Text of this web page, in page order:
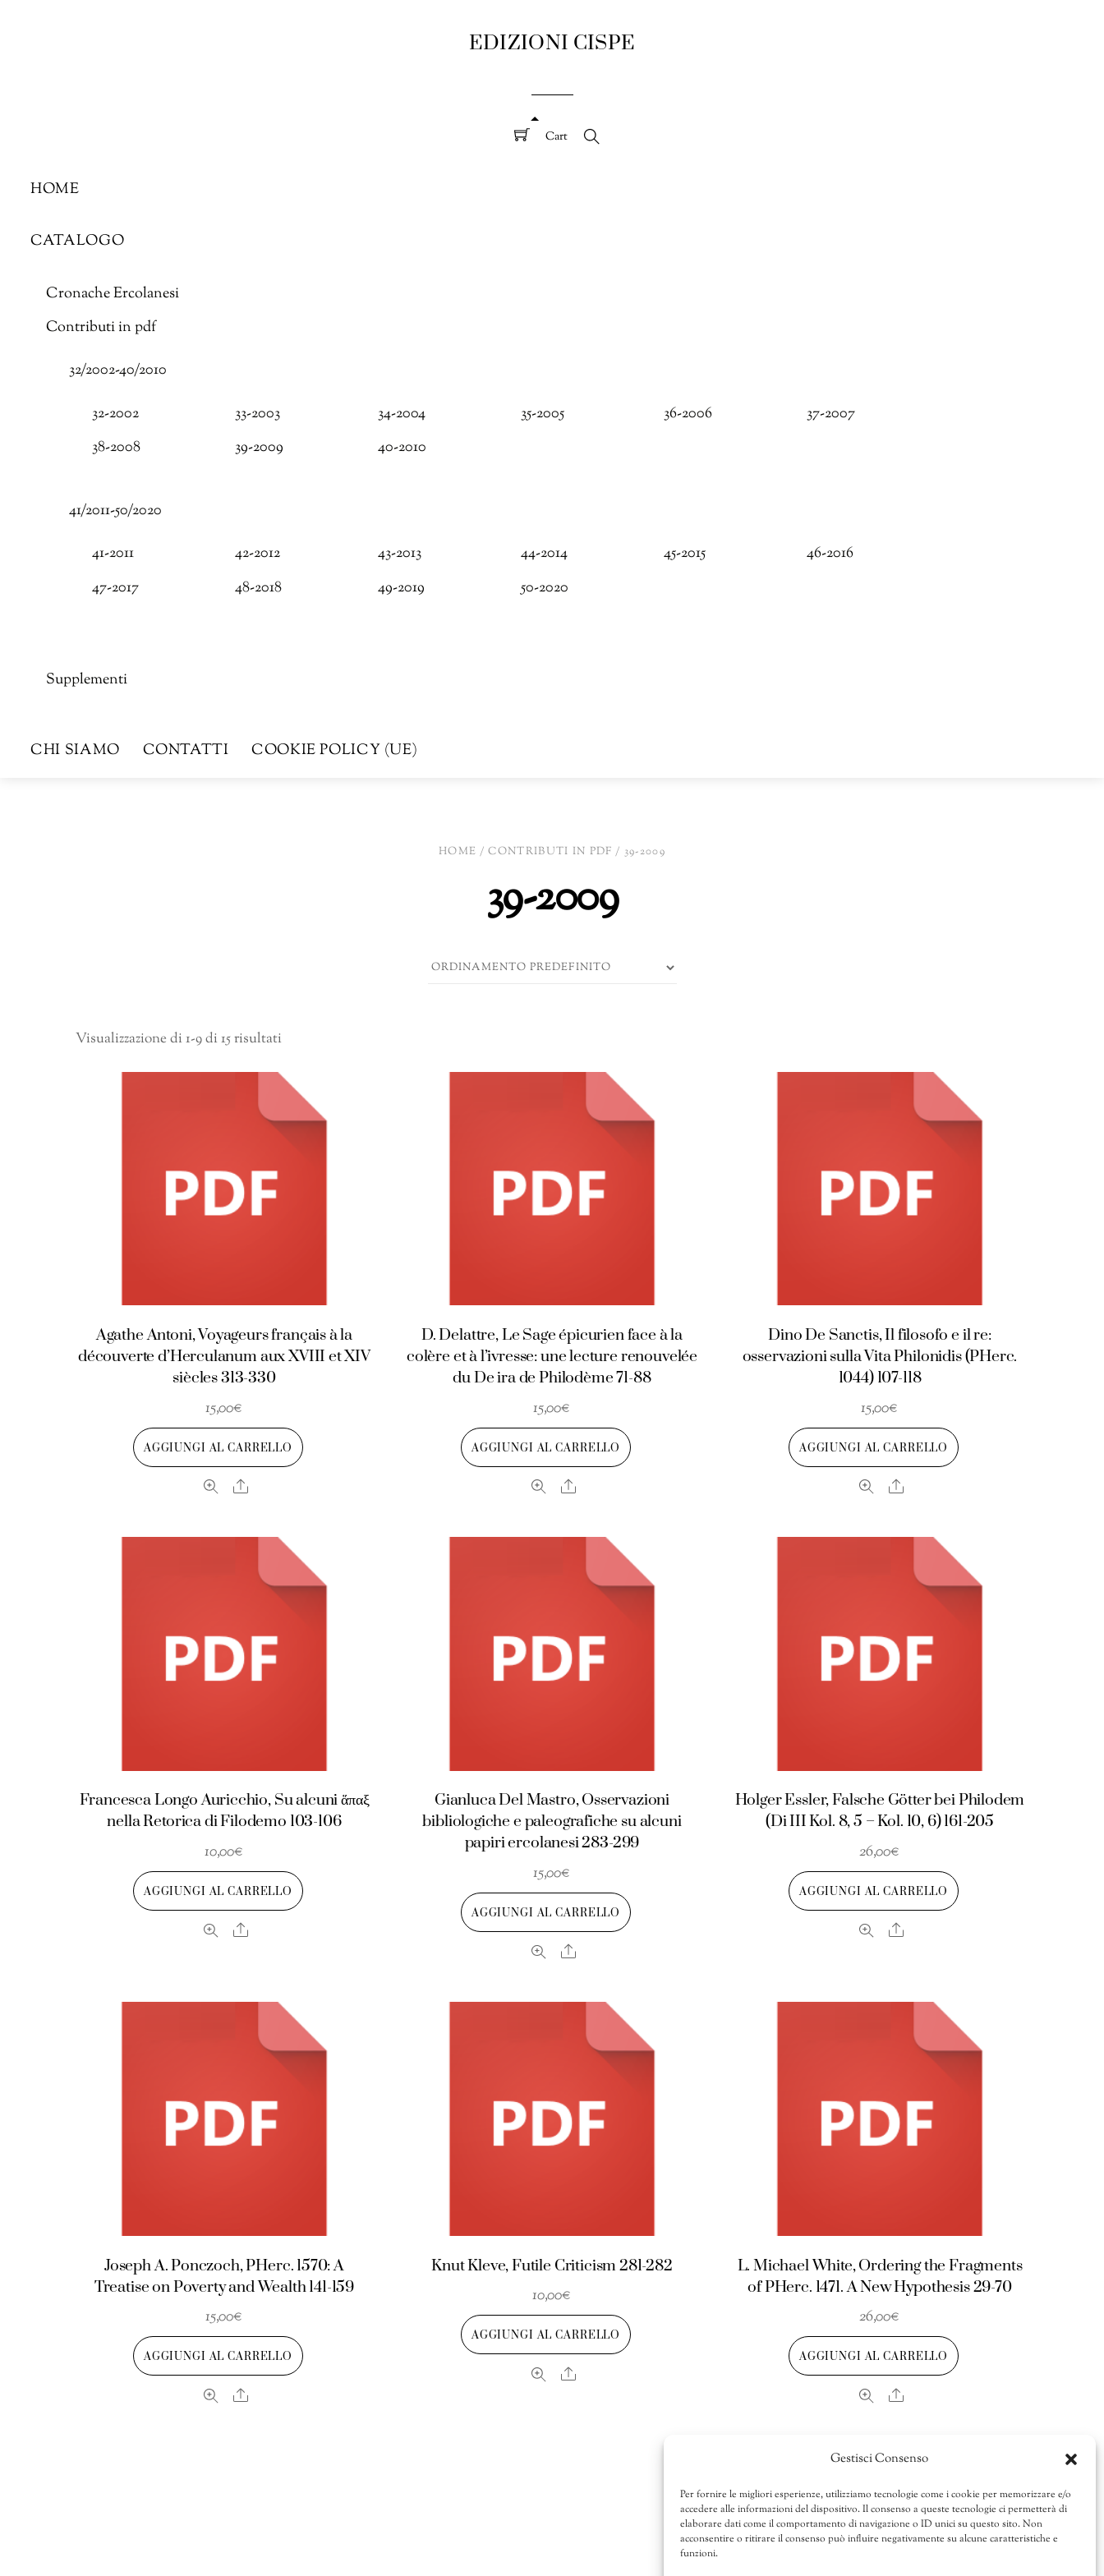
Gestisci Consenso
Per fornire le migliori esperienze, utilizziamo tecnologie come i cookie per memorizzare e/o
accedere alle informazioni del dispositivo. Il consenso a queste tecnologie ci permetterà di
elaborare dati come il comportamento di navigazione o ID unici su questo sito. Non
acconsentire o ritirare il consenso può influire negativamente su alcune caratteristiche e
funzioni.
EDIZIONI CISPE
Cart
HOME
CATALOGO
Cronache Ercolanesi
Contributi in pdf
32/2002-40/2010
32-2002 33-2003 34-2004 35-2005 36-2006
37-2007
38-2008
39-2009 40-2010
41/2011-50/2020
41-2011 42-2012 43-2013 44-2014 45-2015
46-2016
47-2017
48-2018 49-2019 50-2020
Supplementi
CHI SIAMO CONTATTI COOKIE POLICY (UE)
HOME /CONTRIBUTI IN PDF / 39-2009
39-2009
Visualizzazione di 1-9 di 15 risultati
Agathe Antoni, Voyageurs français à la
découverte d’Herculanum aux XVIII et XIV
siècles 313-330
15,00€
AGGIUNGI AL CARRELLO
Share
D. Delattre, Le Sage épicurien face à la
colère et à l’ivresse: une lecture renouvelée
du De ira de Philodème 71-88
15,00€
AGGIUNGI AL CARRELLO
Share
Dino De Sanctis, Il filosofo e il re:
osservazioni sulla Vita Philonidis (PHerc.
1044) 107-118
15,00€
AGGIUNGI AL CARRELLO
Share
Francesca Longo Auricchio, Su alcuni ἅπαξ
nella Retorica di Filodemo 103-106
10,00€
AGGIUNGI AL CARRELLO
Share
Gianluca Del Mastro, Osservazioni
bibliologiche e paleografiche su alcuni
papiri ercolanesi 283-299
15,00€
AGGIUNGI AL CARRELLO
Share
Holger Essler, Falsche Götter bei Philodem
(Di III Kol. 8, 5 – Kol. 10, 6) 161-205
26,00€
AGGIUNGI AL CARRELLO
Share
Joseph A. Ponczoch, PHerc. 1570: A
Treatise on Poverty and Wealth 141-159
15,00€
AGGIUNGI AL CARRELLO
Share
Knut Kleve, Futile Criticism 281-282
10,00€
AGGIUNGI AL CARRELLO
Share
L. Michael White, Ordering the Fragments
of PHerc. 1471. A New Hypothesis 29-70
26,00€
AGGIUNGI AL CARRELLO
Share